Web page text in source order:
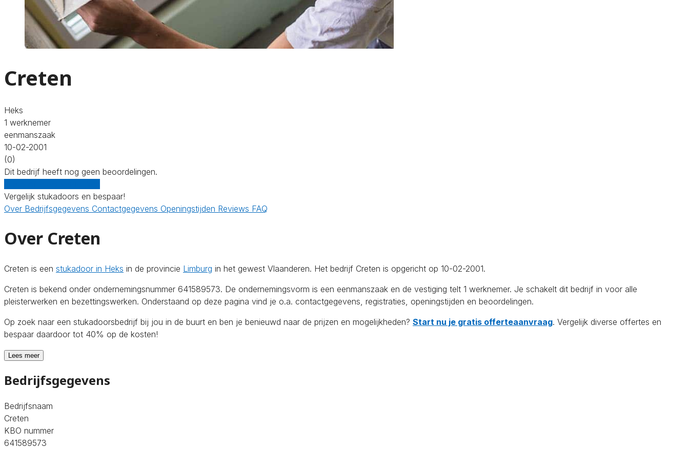
Creten
Heks
1 werknemer
eenmanszaak
10-02-2001
(0)
Dit bedrijf heeft nog geen beoordelingen.
Vergelijk stukadoors en bespaar!
Over Bedrijfsgegevens Contactgegevens Openingstijden Reviews FAQ
Over Creten
Creten is een stukadoor in Heks in de provincie Limburg in het gewest Vlaanderen. Het bedrijf Creten is opgericht op 10-02-2001.
Creten is bekend onder ondernemingsnummer 641589573. De ondernemingsvorm is een eenmanszaak en de vestiging telt 1 werknemer. Je schakelt dit bedrijf in voor alle
pleisterwerken en bezettingswerken. Onderstaand op deze pagina vind je o.a. contactgegevens, registraties, openingstijden en beoordelingen.
Op zoek naar een stukadoorsbedrijf bij jou in de buurt en ben je benieuwd naar de prijzen en mogelijkheden? Start nu je gratis offerteaanvraag. Vergelijk diverse offertes en
bespaar daardoor tot 40% op de kosten!
Lees meer
Bedrijfsgegevens
Bedrijfsnaam
Creten
KBO nummer
641589573